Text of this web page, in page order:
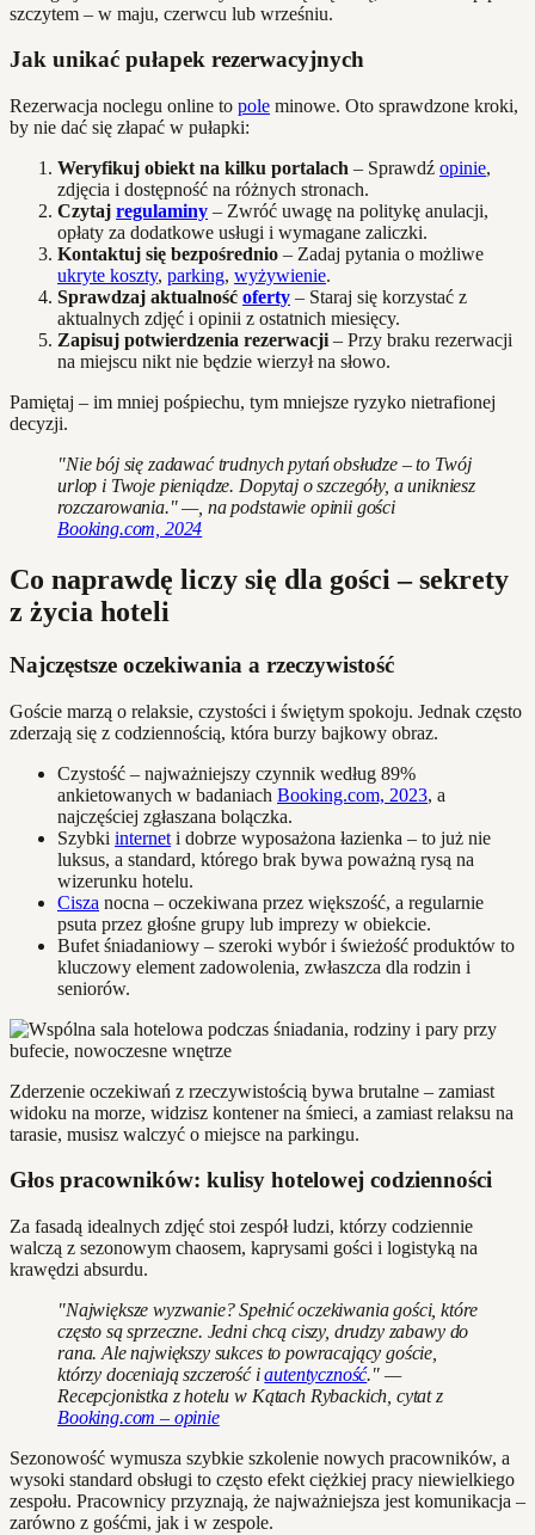
szczytem – w maju, czerwcu lub wrześniu.
Jak unikać pułapek rezerwacyjnych
Rezerwacja noclegu online to pole minowe. Oto sprawdzone kroki,
by nie dać się złapać w pułapki:
Weryfikuj obiekt na kilku portalach – Sprawdź opinie,
zdjęcia i dostępność na różnych stronach.
Czytaj regulaminy – Zwróć uwagę na politykę anulacji,
opłaty za dodatkowe usługi i wymagane zaliczki.
Kontaktuj się bezpośrednio – Zadaj pytania o możliwe
ukryte koszty, parking, wyżywienie.
Sprawdzaj aktualność oferty – Staraj się korzystać z
aktualnych zdjęć i opinii z ostatnich miesięcy.
Zapisuj potwierdzenia rezerwacji – Przy braku rezerwacji
na miejscu nikt nie będzie wierzył na słowo.
Pamiętaj – im mniej pośpiechu, tym mniejsze ryzyko nietrafionej
decyzji.
"Nie bój się zadawać trudnych pytań obsłudze – to Twój
urlop i Twoje pieniądze. Dopytaj o szczegóły, a unikniesz
rozczarowania." —, na podstawie opinii gości
Booking.com, 2024
Co naprawdę liczy się dla gości – sekrety
z życia hoteli
Najczęstsze oczekiwania a rzeczywistość
Goście marzą o relaksie, czystości i świętym spokoju. Jednak często
zderzają się z codziennością, która burzy bajkowy obraz.
Czystość – najważniejszy czynnik według 89%
ankietowanych w badaniach Booking.com, 2023, a
najczęściej zgłaszana bolączka.
Szybki internet i dobrze wyposażona łazienka – to już nie
luksus, a standard, którego brak bywa poważną rysą na
wizerunku hotelu.
Cisza nocna – oczekiwana przez większość, a regularnie
psuta przez głośne grupy lub imprezy w obiekcie.
Bufet śniadaniowy – szeroki wybór i świeżość produktów to
kluczowy element zadowolenia, zwłaszcza dla rodzin i
seniorów.
Zderzenie oczekiwań z rzeczywistością bywa brutalne – zamiast
widoku na morze, widzisz kontener na śmieci, a zamiast relaksu na
tarasie, musisz walczyć o miejsce na parkingu.
Głos pracowników: kulisy hotelowej codzienności
Za fasadą idealnych zdjęć stoi zespół ludzi, którzy codziennie
walczą z sezonowym chaosem, kaprysami gości i logistyką na
krawędzi absurdu.
"Największe wyzwanie? Spełnić oczekiwania gości, które
często są sprzeczne. Jedni chcą ciszy, drudzy zabawy do
rana. Ale największy sukces to powracający goście,
którzy doceniają szczerość iautentyczność." —
Recepcjonistka z hotelu w Kątach Rybackich, cytat z
Booking.com – opinie
Sezonowość wymusza szybkie szkolenie nowych pracowników, a
wysoki standard obsługi to często efekt ciężkiej pracy niewielkiego
zespołu. Pracownicy przyznają, że najważniejsza jest komunikacja –
zarówno z gośćmi, jak i w zespole.